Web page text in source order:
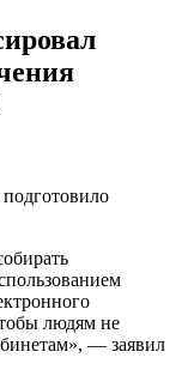
людям не
— заявил